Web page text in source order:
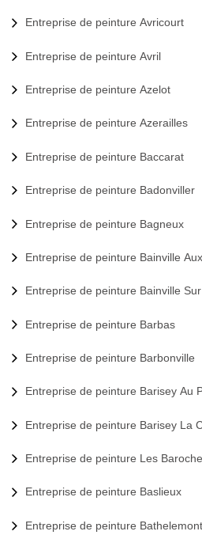
Entreprise de peinture Avricourt
Entreprise de peinture Avril
Entreprise de peinture Azelot
Entreprise de peinture Azerailles
Entreprise de peinture Baccarat
Entreprise de peinture Badonviller
Entreprise de peinture Bagneux
Entreprise de peinture Bainville
Entreprise de peinture Bainville
Entreprise de peinture Barbas
Entreprise de peinture Barbonville
Entreprise de peinture Barisey Au
Entreprise de peinture Barisey La
Entreprise de peinture Les
Entreprise de peinture Baslieux
Entreprise de peinture